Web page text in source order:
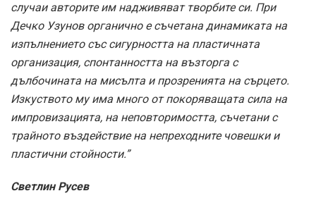
случаи авторите им надживяват творбите си. При
Дечко Узунов органично е съчетана динамиката на
изпълнението със сигурността на пластичната
организация, спонтанността на възторга с
дълбочината на мисълта и прозренията на сърцето.
Изкуството му има много от покоряващата сила на
импровизацията, на неповторимостта, съчетани с
трайното въздействие на непреходните човешки и
пластични стойности.”
Светлин Русев